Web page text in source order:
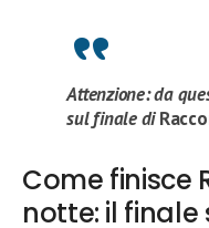
Attenzione: da
sul finale di
Come finisce
notte: il